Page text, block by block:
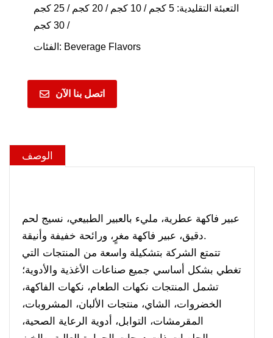
التعبئة التقليدية: 5 كجم / 10 كجم / 20 كجم / 25 كجم
/ 30 كجم
الفئات: Beverage Flavors
اتصل بنا الآن
الوصف
عبير فاكهة عطرية، مليء بالعبير الطبيعي، نسيج لحم
دقيق، عبير فاكهة مغرٍ، ورائحة خفيفة وأنيقة.
تتمتع الشركة بتشكيلة واسعة من المنتجات التي
تغطي بشكل أساسي جميع صناعات الأغذية والأدوية؛
تشمل المنتجات نكهات الطعام، نكهات الفاكهة،
الخضروات، الشاي، منتجات الألبان، المشروبات،
المقرمشات، التوابل، أدوية الرعاية الصحية،